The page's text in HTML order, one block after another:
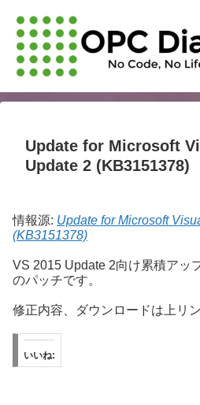
Update for Microsoft
Update 2 (KB3151378)
情報源: Update for Microsoft
(KB3151378)
VS 2015 Update 2向け累積アッ
のパッチです。
修正内容、ダウンロードは上リ
いいね: